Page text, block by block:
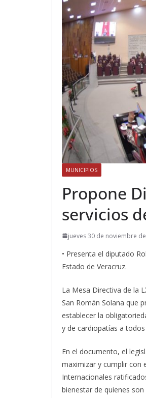
MUNICIPIOS
Propone
servicios
jueves 30 de noviembre
• Presenta el diputado
Estado de Veracruz.
La Mesa Directiva de la
San Román Solana que
establecer la
y de cardiopatías a
En el documento, el
maximizar y cumplir con
Internacionales
bienestar de quienes